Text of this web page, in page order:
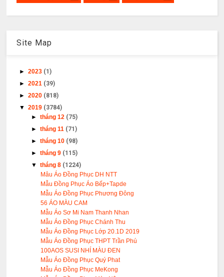
Site Map
►2023 (1)
►2021 (39)
►2020 (818)
▼2019 (3784)
►tháng 12 (75)
►tháng 11 (71)
►tháng 10 (98)
►tháng 9 (115)
▼tháng 8 (1224)
Mâu Áo Đồng Phục DH NTT
Mẫu Đồng Phục Áo Bếp+Tapde
Mẫu Áo Đồng Phục Phương Đông
56 ÁO MÀU CAM
Mẫu Áo Sơ Mi Nam Thanh Nhan
Mẫu Áo Đồng Phục Chánh Thu
Mẫu Áo Đồng Phục Lớp 20.1D 2019
Mẫu Áo Đồng Phục THPT Trần Phú
100AOS SUSI NHÍ MÀU ĐEN
Mẫu Áo Đồng Phục Quý Phat
Mẫu Áo Đồng Phục MeKong